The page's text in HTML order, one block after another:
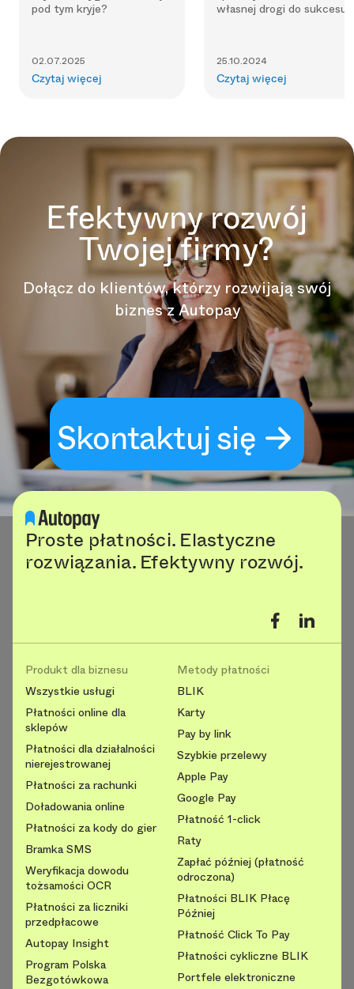
pod tym kryje?
02.07.2025
Czytaj więcej
własnej drogi do sukcesu.
25.10.2024
Czytaj więcej
Efektywny rozwój
Twojej firmy?
Dołącz do klientów, którzy rozwijają swój
biznes z Autopay
Skontaktuj się
Proste płatności. Elastyczne
rozwiązania. Efektywny rozwój.
Produkt dla biznesu
Wszystkie usługi
Płatności online dla
sklepów
Płatności dla działalności
nierejestrowanej
Płatności za rachunki
Doładowania online
Płatności za kody do gier
Bramka SMS
Weryfikacja dowodu
tożsamości OCR
Płatności za liczniki
przedpłacowe
Autopay Insight
Program Polska
Bezgotówkowa
Metody płatności
BLIK
Karty
Pay by link
Szybkie przelewy
Apple Pay
Google Pay
Płatność 1-click
Raty
Zapłać później (płatność
odroczona)
Płatności BLIK Płacę
Później
Płatność Click To Pay
Płatności cykliczne BLIK
Portfele elektroniczne